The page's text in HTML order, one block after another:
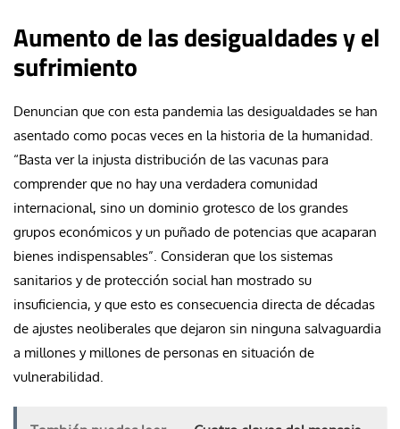
Aumento de las desigualdades y el
sufrimiento
Denuncian que con esta pandemia las desigualdades se han
asentado como pocas veces en la historia de la humanidad.
“Basta ver la injusta distribución de las vacunas para
comprender que no hay una verdadera comunidad
internacional, sino un dominio grotesco de los grandes
grupos económicos y un puñado de potencias que acaparan
bienes indispensables”. Consideran que los sistemas
sanitarios y de protección social han mostrado su
insuficiencia, y que esto es consecuencia directa de décadas
de ajustes neoliberales que dejaron sin ninguna salvaguardia
a millones y millones de personas en situación de
vulnerabilidad.